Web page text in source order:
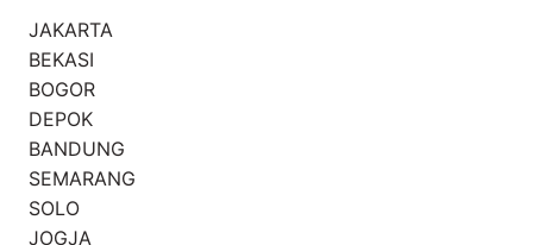
JAKARTA
BEKASI
BOGOR
DEPOK
BANDUNG
SEMARANG
SOLO
JOGJA